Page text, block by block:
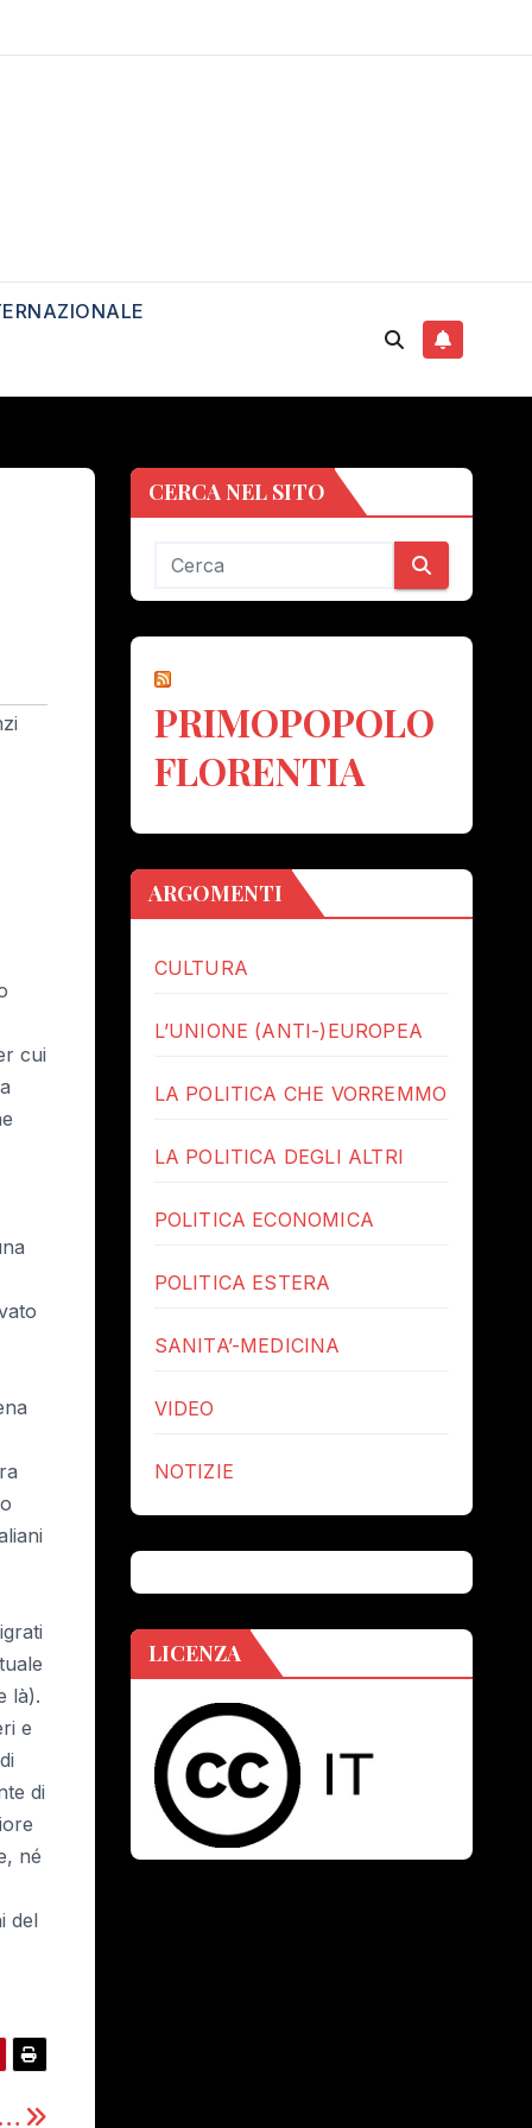
cui
là).
e
di
né
del
…
CERCA NEL SITO
PRIMOPOPOLO
FLORENTIA
ARGOMENTI
CULTURA
L’UNIONE (ANTI-)EUROPEA
LA POLITICA CHE VORREMMO
LA POLITICA DEGLI ALTRI
POLITICA ECONOMICA
POLITICA ESTERA
SANITA’-MEDICINA
VIDEO
NOTIZIE
LICENZA